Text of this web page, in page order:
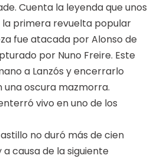
Cuenta la leyenda que unos
primera revuelta popular
fue atacada por Alonso de
por Nuno Freire. Este
a Lanzós y encerrarlo
oscura mazmorra.
vivo en uno de los
no duró más de cien
a causa de la siguiente